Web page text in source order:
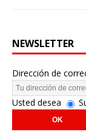
NEWSLETTER
Dirección de
Usted desea